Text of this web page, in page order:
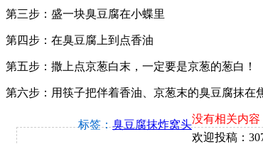
第三步：盛一块臭豆腐在小蝶里
第四步：在臭豆腐上到点香油
第五步：撒上点京葱白末，一定要是京葱的葱白！
第六步：用筷子把伴着香油、京葱末的臭豆腐抹在
标签：臭豆腐抹炸窝头没有相关内容
欢迎投稿：